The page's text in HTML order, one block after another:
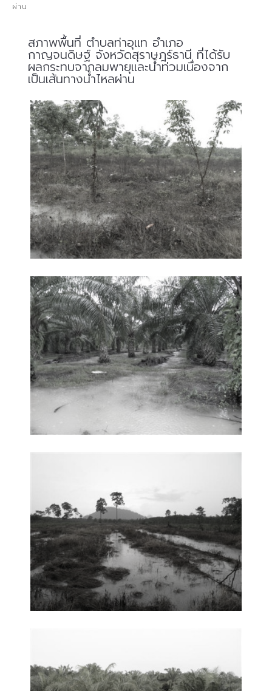
ผ่าน
สภาพพื้นที่ ตำบลท่าอุแท อำเภอ
กาญจนดิษฐ์ จังหวัดสุราษฎร์ธานี ที่ได้รับ
ผลกระทบจากลมพายุและน้ำท่วมเนื่องจาก
เป็นเส้นทางน้ำไหลผ่าน